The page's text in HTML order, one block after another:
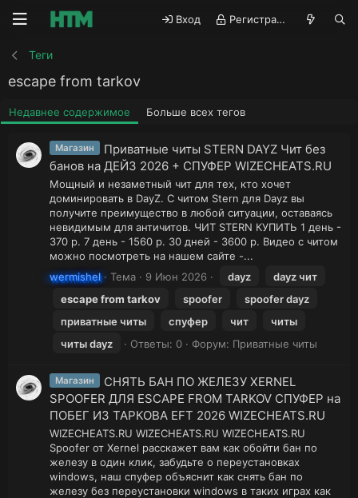
Вход Регистрация
Теги
escape from tarkov
Недавнее содержимое Больше всех тегов
Магазин
Приватные читы STERN DAYZ Чит без
банов на ДЕЙЗ 2026 + СПУФЕР WIZECHEATS.RU
Мощный и незаметный чит для тех, кто хочет
доминировать в DayZ. С читом Stern для Dayz вы
получите преимущество в любой ситуации, оставаясь
невидимым для античитов. ЧИТ STERN КУПИТЬ 1 день -
370 р. 7 день - 1560 р. 30 дней - 3600 р. Видео с читом
можно посмотреть на нашем сайте -...
wermishel
Тема 9 Июн 2026 dayz
dayz чит
escapefrom tarkov spoofer
spoofer dayz
приватные читы
спуфер чит
читы
читы dayz
Ответы: 0 Форум: Приватные читы
Магазин
СНЯТЬ БАН ПО ЖЕЛЕЗУ XERNEL
SPOOFER ДЛЯ ESCAPE FROM TARKOV СПУФЕР на
ПОБЕГ ИЗ ТАРКОВА EFT 2026 WIZECHEATS.RU
WIZECHEATS.RU WIZECHEATS.RU WIZECHEATS.RU
Spoofer от Xernel расскажет вам как обойти бан по
железу в один клик, забудьте о переустановках
windows, наш спуфер объяснит как снять бан по
железу без переустановки windows в таких играх как